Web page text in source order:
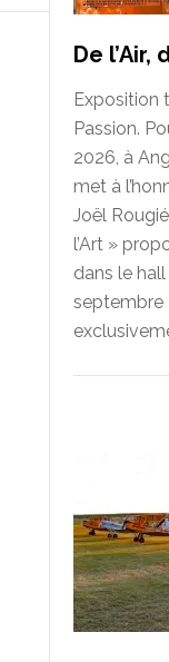
De l’Air,
Exposition
Passion.
2026, à
met à
Joël
l’Art »
dans le
septembre